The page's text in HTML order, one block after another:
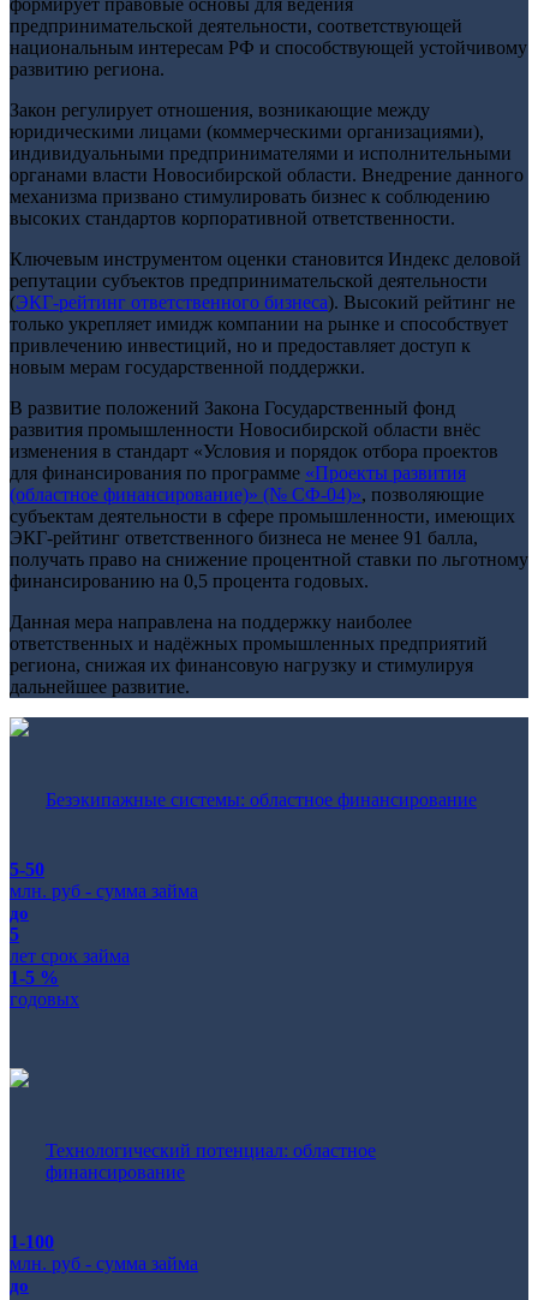
предпринимательской деятельности, соответствующей
национальным интересам РФ и способствующей устойчивому
развитию региона.
Закон регулирует отношения, возникающие между
юридическими лицами (коммерческими организациями),
индивидуальными предпринимателями и исполнительными
органами власти Новосибирской области. Внедрение данного
механизма призвано стимулировать бизнес к соблюдению
высоких стандартов корпоративной ответственности.
Ключевым инструментом оценки становится Индекс деловой
репутации субъектов предпринимательской деятельности
(ЭКГ-рейтинг ответственного бизнеса). Высокий рейтинг не
только укрепляет имидж компании на рынке и способствует
привлечению инвестиций, но и предоставляет доступ к
новым мерам государственной поддержки.
В развитие положений Закона Государственный фонд
развития промышленности Новосибирской области внёс
изменения в стандарт «Условия и порядок отбора проектов
для финансирования по программе «Проекты развития
(областное финансирование)» (№ СФ-04)», позволяющие
субъектам деятельности в сфере промышленности, имеющих
ЭКГ-рейтинг ответственного бизнеса не менее 91 балла,
получать право на снижение процентной ставки по льготному
финансированию на 0,5 процента годовых.
Данная мера направлена на поддержку наиболее
ответственных и надёжных промышленных предприятий
региона, снижая их финансовую нагрузку и стимулируя
дальнейшее развитие.
Безэкипажные системы: областное финансирование
5-50
млн. руб - сумма займа
до
5
лет срок займа
1-5 %
годовых
Технологический потенциал: областное
финансирование
1-100
млн. руб - сумма займа
до